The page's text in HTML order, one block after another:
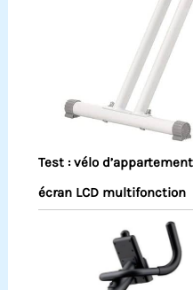
Test : vélo
écran LCD multifonction